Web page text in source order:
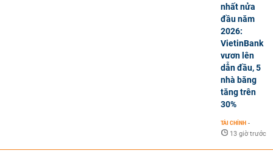
nhất nửa
đầu năm
2026:
VietinBank
vươn lên
dẫn đầu, 5
nhà băng
tăng trên
30%
TÀI CHÍNH -
13 giờ trước